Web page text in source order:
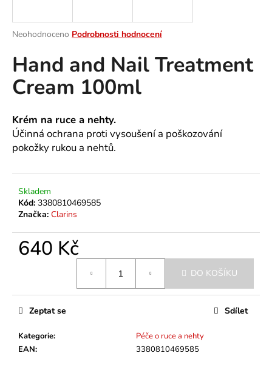
Průměrné
produktu
je
0,0
z
hvězdiček.
Neohodnoceno Podrobnosti hodnocení
Hand and Nail Treatment
Cream 100ml
Krém na ruce a nehty.
Účinná ochrana proti vysoušení a poškozování
pokožky rukou a nehtů.
Skladem
Kód: 3380810469585
Značka: Clarins
640 Kč
DO KOŠÍKU
Kategorie:
Péče o ruce a nehty
EAN: 3380810469585
Zeptat se Sdílet
j
t
?
HLEDAT
D
o
p
o
j